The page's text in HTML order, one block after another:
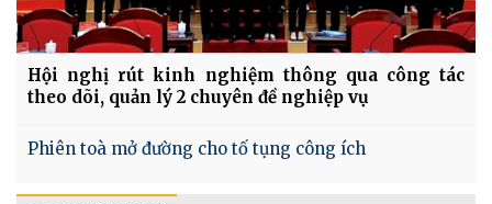
Hội nghị rút kinh nghiệm thông qua công tác
theo dõi, quản lý 2 chuyên đề nghiệp vụ
Phiên toà mở đường cho tố tụng công ích